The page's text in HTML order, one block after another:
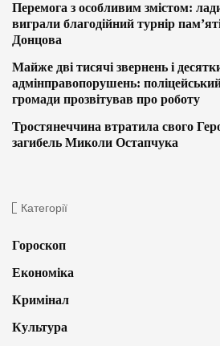
Перемога з особливим змістом:
виграли благодійний турнір
Донцова
Майже дві тисячі звернень і
адмінправопорушень:
громади прозвітував про роботу
Тростянеччина втратила свого
загибель Миколи Остапчука
Категорії
Гороскоп
Економіка
Кримінал
Культура